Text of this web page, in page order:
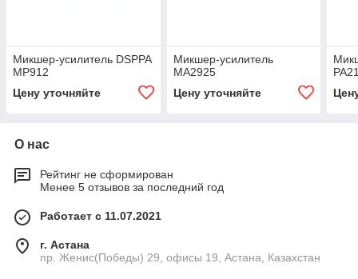
Микшер-усилитель DSPPA
MP912
Цену уточняйте
Микшер-усилитель
MA2925
Цену уточняйте
О нас
Рейтинг не сформирован
Менее 5 отзывов за последний год
Работает с 11.07.2021
г. Астана
пр. Женис(Победы) 29, офисы 19, Астана, Казахстан